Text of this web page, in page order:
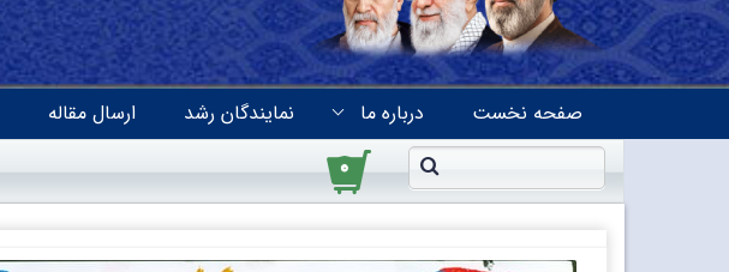
صفحه نخست درباره ما نمایندگان رشد ارسال مقاله
۰